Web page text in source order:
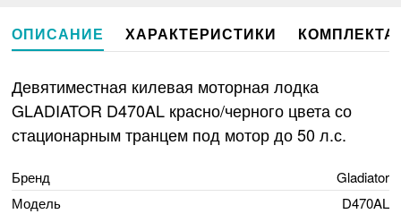
ОПИСАНИЕ ХАРАКТЕРИСТИКИ
Девятиместная килевая моторная лодка
GLADIATOR D470AL красно/черного цвета со
стационарным транцем под мотор до 50 л.с.
Бренд
Gladiator
Модель
D470AL